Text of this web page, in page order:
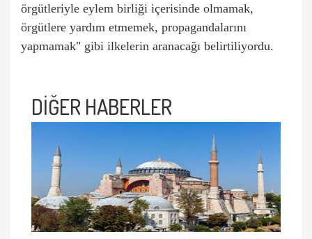
örgütleriyle eylem birliği içerisinde olmamak,
örgütlere yardım etmemek, propagandalarını
yapmamak" gibi ilkelerin aranacağı belirtiliyordu.
DİĞER HABERLER